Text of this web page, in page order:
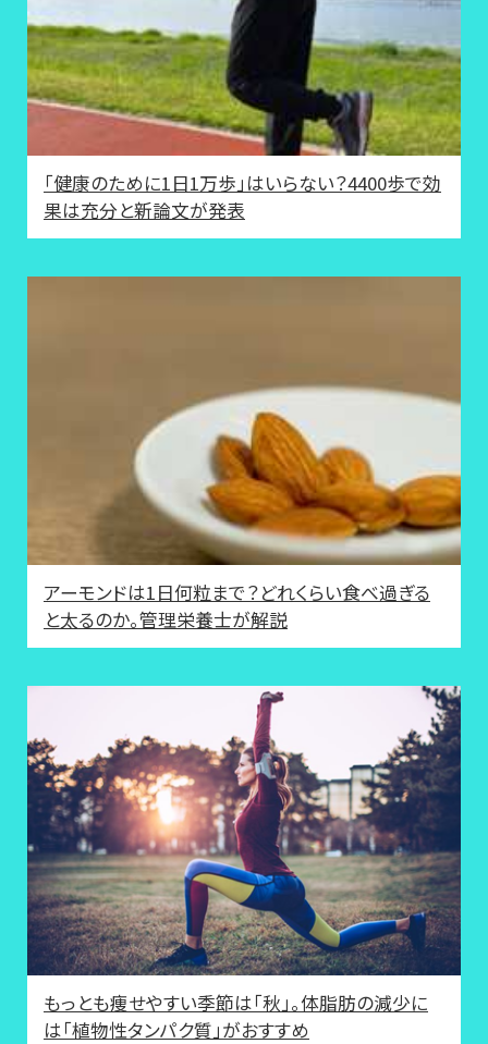
「健康のために1日1万歩」はいらない？4400歩で効
果は充分と新論文が発表
アーモンドは1日何粒まで？どれくらい食べ過ぎる
と太るのか。管理栄養士が解説
もっとも痩せやすい季節は「秋」。体脂肪の減少に
は「植物性タンパク質」がおすすめ